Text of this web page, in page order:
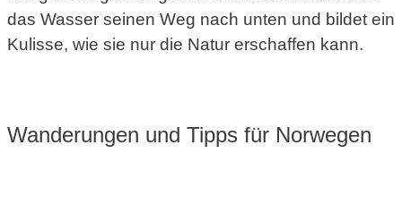
das Wasser seinen Weg nach unten und bildet ein
Kulisse, wie sie nur die Natur erschaffen kann.
Wanderungen und Tipps für Norwegen